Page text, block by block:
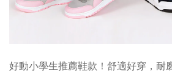
好動小學生推薦鞋款！舒適好穿，耐